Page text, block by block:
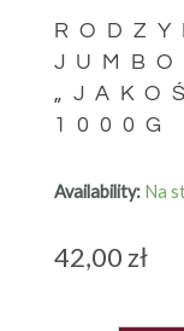
1000G
Availability: Na
42,00 zł